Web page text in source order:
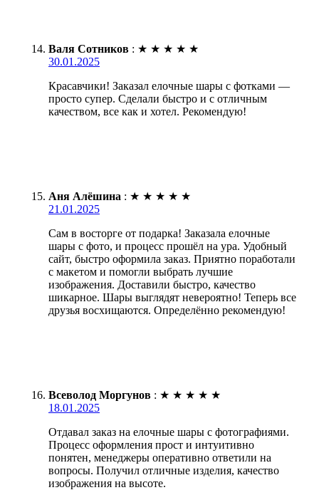
Валя Сотников : ★ ★ ★ ★ ★
30.01.2025
Красавчики! Заказал елочные шары с фотками —
просто супер. Сделали быстро и с отличным
качеством, все как и хотел. Рекомендую!
Аня Алёшина : ★ ★ ★ ★ ★
21.01.2025
Сам в восторге от подарка! Заказала елочные
шары с фото, и процесс прошёл на ура. Удобный
сайт, быстро оформила заказ. Приятно поработали
с макетом и помогли выбрать лучшие
изображения. Доставили быстро, качество
шикарное. Шары выглядят невероятно! Теперь все
друзья восхищаются. Определённо рекомендую!
Всеволод Моргунов : ★ ★ ★ ★ ★
18.01.2025
Отдавал заказ на елочные шары с фотографиями.
Процесс оформления прост и интуитивно
понятен, менеджеры оперативно ответили на
вопросы. Получил отличные изделия, качество
изображения на высоте.